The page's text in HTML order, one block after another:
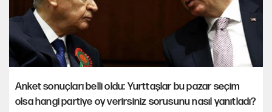
Anket sonuçları belli oldu: Yurttaşlar bu pazar seçim
olsa hangi partiye oy verirsiniz sorusunu nasıl yanıtladı?